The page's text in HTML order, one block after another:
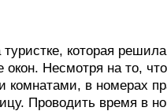
которая
Несмотря на то,
в номерах
Проводить время в